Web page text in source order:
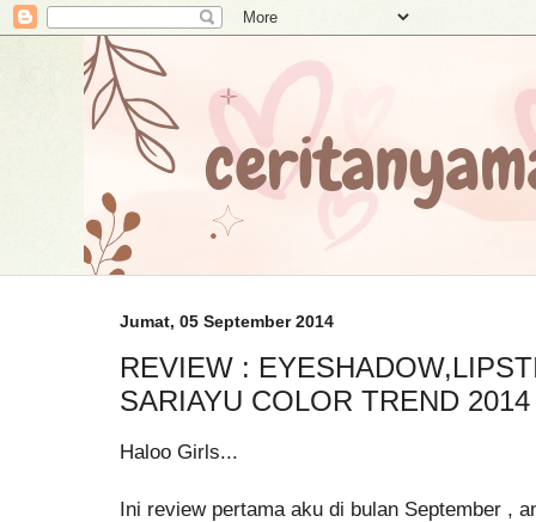
Jumat, 05 September 2014
REVIEW :
SARIAYU COLOR TREND 2014
Haloo Girls...
Ini review pertama aku di bulan September ,